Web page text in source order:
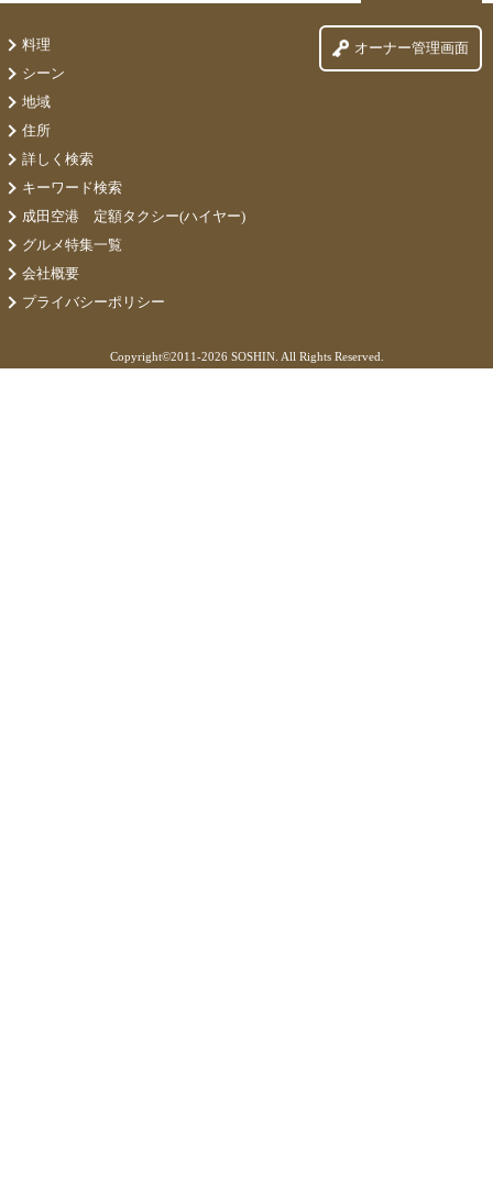
料理
シーン
地域
住所
詳しく検索
キーワード検索
成田空港 定額タクシー(ハイヤー)
グルメ特集一覧
会社概要
プライバシーポリシー
オーナー管理画面
Copyright©2011-2026 SOSHIN. All Rights Reserved.